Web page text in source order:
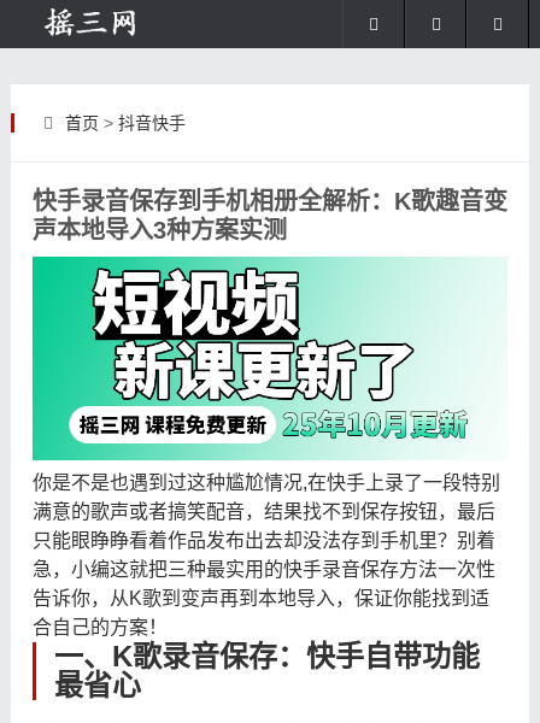
首页 > 抖音快手
快手录音保存到手机相册全解析：K歌趣音变
声本地导入3种方案实测
你是不是也遇到过这种尴尬情况,在快手上录了一段特别
满意的歌声或者搞笑配音，结果找不到保存按钮，最后
只能眼睁睁看着作品发布出去却没法存到手机里？别着
急，小编这就把三种最实用的快手录音保存方法一次性
告诉你，从K歌到变声再到本地导入，保证你能找到适
合自己的方案！
一、K歌录音保存：快手自带功能
最省心